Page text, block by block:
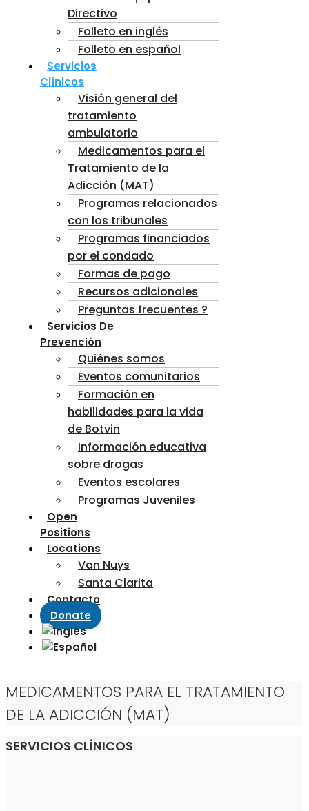
Directivo
Folleto en inglés
Folleto en español
Servicios
Clínicos
Visión general del
tratamiento
ambulatorio
Medicamentos para el
Tratamiento de la
Adicción (MAT)
Programas relacionados
con los tribunales
Programas financiados
por el condado
Formas de pago
Recursos adicionales
Preguntas frecuentes ?
Servicios De
Prevención
Quiénes somos
Eventos comunitarios
Formación en
habilidades para la vida
de Botvin
Información educativa
sobre drogas
Eventos escolares
Programas Juveniles
Open
Positions
Locations
Van Nuys
Santa Clarita
Contacto
Donate
MEDICAMENTOS PARA EL TRATAMIENTO
DE LA ADICCIÓN (MAT)
SERVICIOS CLÍNICOS